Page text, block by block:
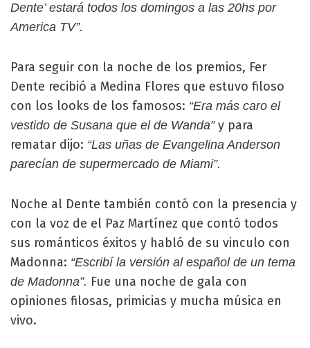
Dente’ estará todos los domingos a las 20hs por
America TV”.
Para seguir con la noche de los premios, Fer
Dente recibió a Medina Flores que estuvo filoso
con los looks de los famosos: “Era más caro el
vestido de Susana que el de Wanda” y para
rematar dijo: “Las uñas de Evangelina Anderson
parecían de supermercado de Miami”.
Noche al Dente también contó con la presencia y
con la voz de el Paz Martínez que contó todos
sus románticos éxitos y habló de su vinculo con
Madonna: “Escribí la versión al español de un tema
de Madonna”. Fue una noche de gala con
opiniones filosas, primicias y mucha música en
vivo.